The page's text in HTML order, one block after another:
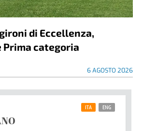
di Eccellenza,
Prima categoria
6 AGOSTO 2026